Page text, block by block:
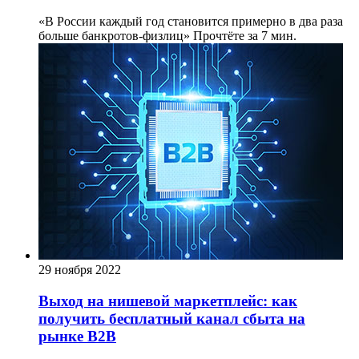
«В России каждый год становится примерно в два раза
больше банкротов-физлиц» Прочтёте за 7 мин.
29 ноября 2022
Выход на нишевой маркетплейс: как
получить бесплатный канал сбыта на
рынке B2B